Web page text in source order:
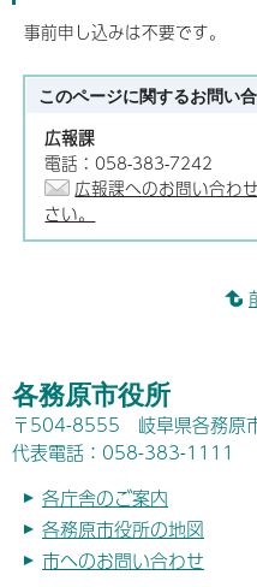
事前申し込みは不要です。
このページに関するお問い
広報課
電話：058-383-7242
広報課へのお問い合わ
さい。
各務原市役所
〒504-8555 岐阜県各務原
代表電話：058-383-1111
各庁舎のご案内
各務原市役所の地図
市へのお問い合わせ